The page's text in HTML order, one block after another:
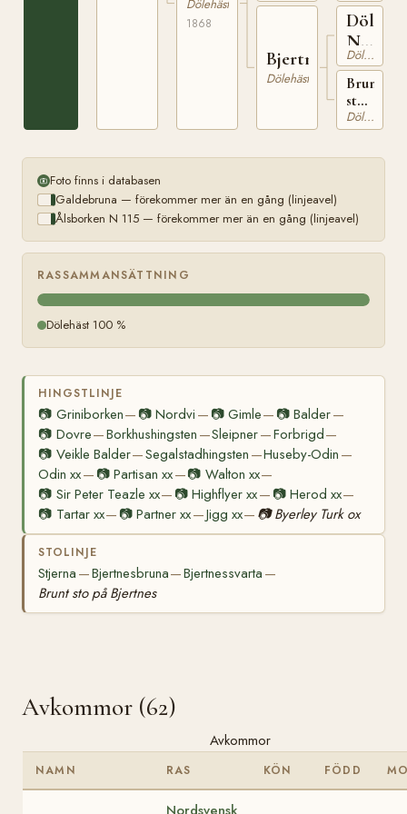
Dölehäst
1868
Bjertnessvarta
Dölehäst
Kårstad
i
Jevnaker,
såld
till
Frösli
Dölen
N
27Dölehäst
Brunt
sto
på
Bjertnes
Dölehäst
Foto finns i databasen
Galdebruna — förekommer mer än en gång (linjeavel)
Ålsborken N 115 — förekommer mer än en gång (linjeavel)
RASSAMMANSÄTTNING
Dölehäst 100 %
HINGSTLINJE
📷 Griniborken— 📷Nordvi — 📷 Gimle— 📷 Balder—
📷 Dovre—Borkhushingsten —Sleipner—Forbrigd—
📷 Veikle Balder—Segalstadhingsten —Huseby-Odin —
Odin xx— 📷Partisan xx—📷 Walton xx—
📷 Sir Peter Teazle xx— 📷Highflyer xx— 📷 Herod xx—
📷 Tartar xx— 📷Partner xx—Jigg xx— 📷 Byerley Turk ox
STOLINJE
Stjerna —Bjertnesbruna—Bjertnessvarta —
Brunt sto på Bjertnes
Avkommor (62)
Avkommor
NAMN RAS KÖN FÖDD